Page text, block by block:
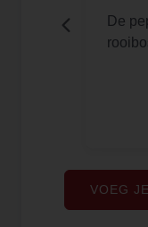
De
VOEG